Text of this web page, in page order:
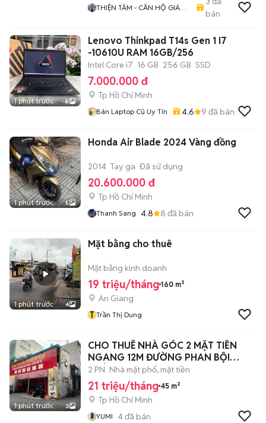
THIỆN TÂM - CĂN HỘ GIÁ
bán
1 phút trước 6
Lenovo Thinkpad T14s Gen 1 I7
-10610U RAM 16GB/256
Intel Core i7 16 GB 256 GB SSD
7.000.000 đ
Tp Hồ Chí Minh
Bán Laptop Cũ Uy Tín 4.6 9 đã bán
1 phút trước 5
Honda Air Blade 2024 Vàng đồng
2014 Tay ga Đã sử dụng
20.600.000 đ
Tp Hồ Chí Minh
Thanh Sang 4.8 8 đã bán
1 phút trước 4
Mặt bằng cho thuê
Mặt bằng kinh doanh
19 triệu/tháng 160 m²
An Giang
T Trần Thị Dung
1 phút trước 3
CHO THUÊ NHÀ GÓC 2 MẶT TIỀN
NGANG 12M ĐƯỜNG PHAN BỘI
CHÂU 21triệu
2 PN Nhà mặt phố, mặt tiền
21 triệu/tháng 45 m²
Tp Hồ Chí Minh
YUMI 4đã bán